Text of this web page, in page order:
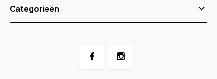
Categorieën